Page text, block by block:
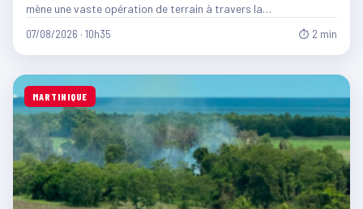
mène une vaste opération de terrain à travers la…
07/08/2026 · 10h35 ⏱ 2 min
MARTINIQUE